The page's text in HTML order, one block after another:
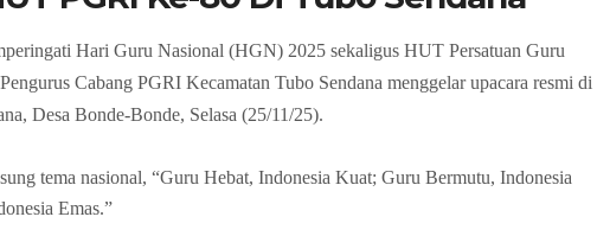
Hari Guru Nasional (HGN) 2025 sekaligus HUT Persatuan Guru
Cabang PGRI Kecamatan Tubo Sendana menggelar upacara resmi di
Desa Bonde-Bonde, Selasa (25/11/25).
tema nasional, “Guru Hebat, Indonesia Kuat; Guru Bermutu, Indonesia
Emas.”